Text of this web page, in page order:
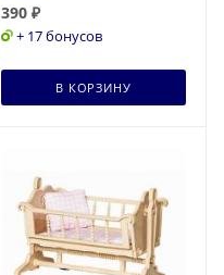
см,
390₽
+ 17 бонусов
В КОРЗИНУ